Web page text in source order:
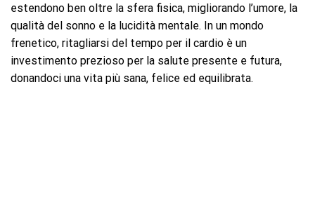
estendono ben oltre la sfera fisica, migliorando l’umore, la
qualità del sonno e la lucidità mentale. In un mondo
frenetico, ritagliarsi del tempo per il cardio è un
investimento prezioso per la salute presente e futura,
donandoci una vita più sana, felice ed equilibrata.